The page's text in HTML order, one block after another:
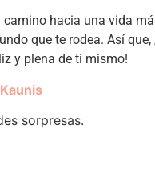
hacia una vida
que te rodea. Así
y plena de ti mismo!
sorpresas.